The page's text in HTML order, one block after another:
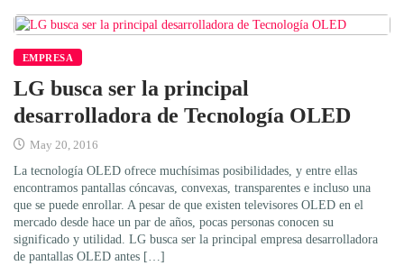
EMPRESA
LG busca ser la principal
desarrolladora de Tecnología OLED
May 20, 2016
La tecnología OLED ofrece muchísimas posibilidades, y entre ellas
encontramos pantallas cóncavas, convexas, transparentes e incluso una
que se puede enrollar. A pesar de que existen televisores OLED en el
mercado desde hace un par de años, pocas personas conocen su
significado y utilidad. LG busca ser la principal empresa desarrolladora
de pantallas OLED antes […]